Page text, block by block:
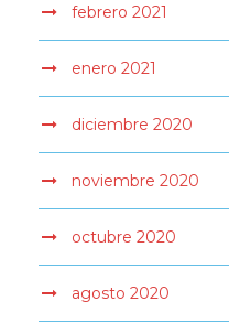
febrero 2021
enero 2021
diciembre 2020
noviembre 2020
octubre 2020
agosto 2020